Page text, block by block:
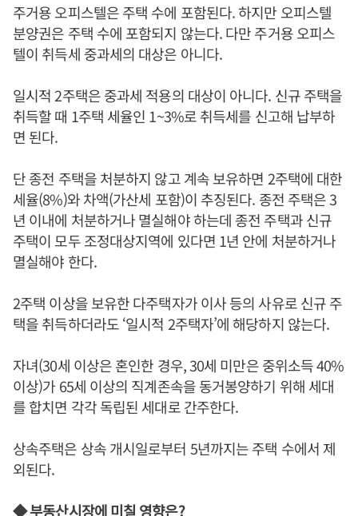
주거용 오피스텔은 주택 수에 포함된다. 하지만 오피스텔
분양권은 주택 수에 포함되지 않는다. 다만 주거용 오피스
텔이 취득세 중과세의 대상은 아니다.
일시적 2주택은 중과세 적용의 대상이 아니다. 신규 주택을
취득할 때 1주택 세율인 1~3%로 취득세를 신고해 납부하
면 된다.
단 종전 주택을 처분하지 않고 계속 보유하면 2주택에 대한
세율(8%)와 차액(가산세 포함)이 추징된다. 종전 주택은 3
년 이내에 처분하거나 멸실해야 하는데 종전 주택과 신규
주택이 모두 조정대상지역에 있다면 1년 안에 처분하거나
멸실해야 한다.
2주택 이상을 보유한 다주택자가 이사 등의 사유로 신규 주
택을 취득하더라도 ‘일시적 2주택자’에 해당하지 않는다.
자녀(30세 이상은 혼인한 경우, 30세 미만은 중위소득 40%
이상)가 65세 이상의 직계존속을 동거봉양하기 위해 세대
를 합치면 각각 독립된 세대로 간주한다.
상속주택은 상속 개시일로부터 5년까지는 주택 수에서 제
외된다.
◆ 부동산시장에 미칠 영향은?